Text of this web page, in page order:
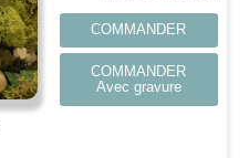
COMMANDER
COMMANDER
Avec gravure